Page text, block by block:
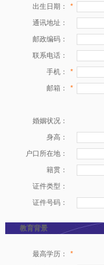
出生日期：
*
通讯地址：
邮政编码：
联系电话：
手机：
*
邮箱：
*
婚姻状况：
身高：
户口所在地：
籍贯：
证件类型：
证件号码：
教育背景
最高学历：
*